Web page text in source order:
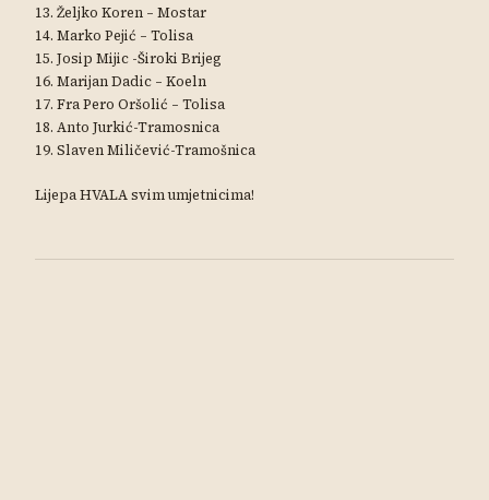
13. Željko Koren – Mostar
14. Marko Pejić – Tolisa
15. Josip Mijic -Široki Brijeg
16. Marijan Dadic – Koeln
17. Fra Pero Oršolić – Tolisa
18. Anto Jurkić-Tramosnica
19. Slaven Miličević-Tramošnica
Lijepa HVALA svim umjetnicima!